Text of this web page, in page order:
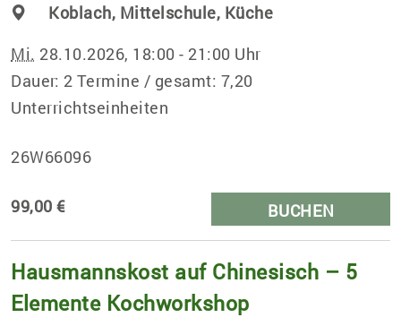
Koblach, Mittelschule, Küche
Mi. 28.10.2026, 18:00 - 21:00 Uhr
Dauer: 2 Termine / gesamt: 7,20
Unterrichtseinheiten
26W66096
99,00 € BUCHEN
Hausmannskost auf Chinesisch – 5
Elemente Kochworkshop